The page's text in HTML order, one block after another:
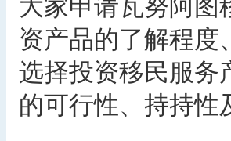
资产品的了解程
选择投资移民服务
的可行性、持持性